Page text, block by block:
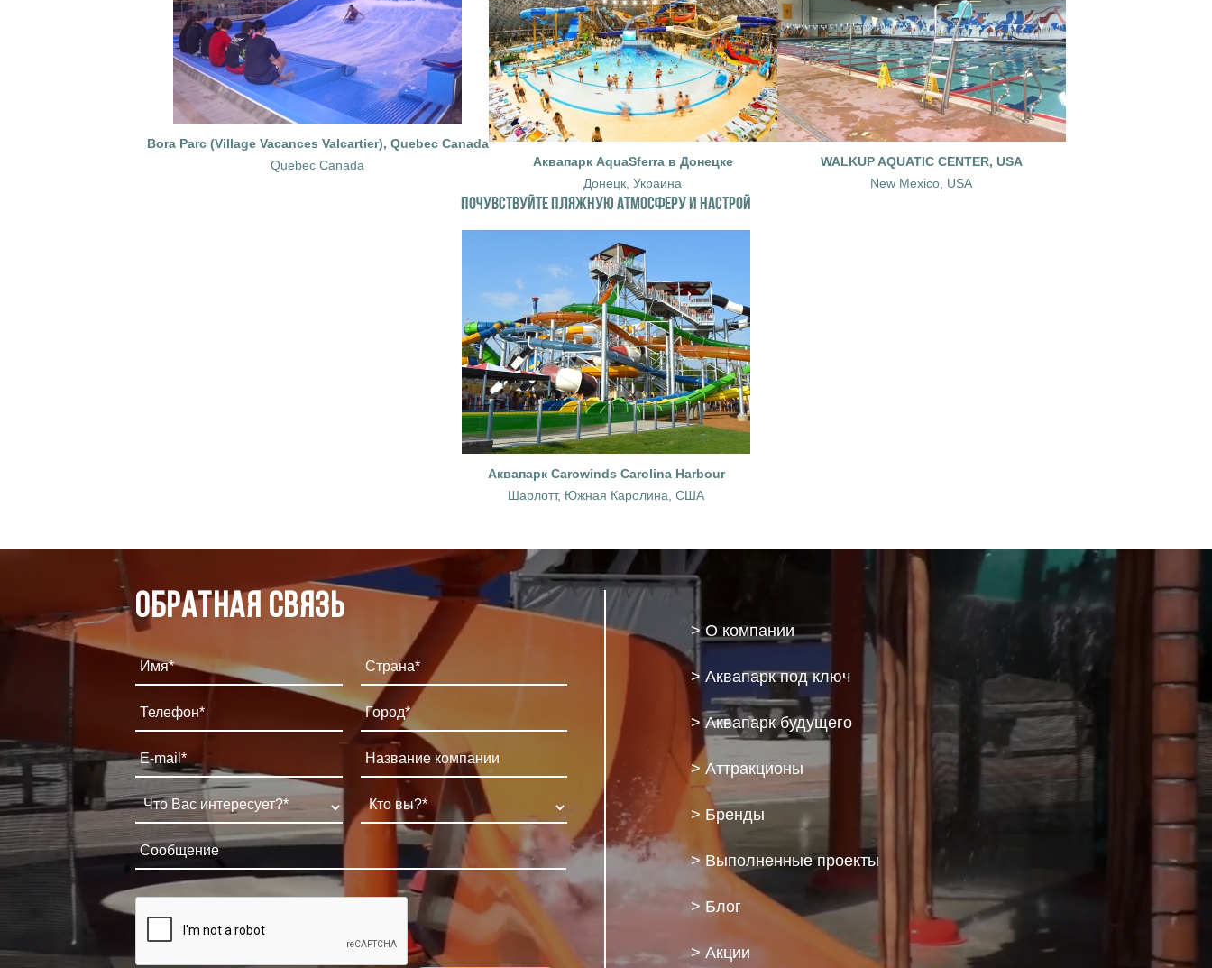
Bora Parc (Village Vacances Valcartier), Quebec Canada
Quebec Canada
Аквапарк AquaSferra в Донецке
Донецк, Украина
WALKUP AQUATIC CENTER, USA
New Mexico, USA
ПОЧУВСТВУЙТЕ ПЛЯЖНУЮ АТМОСФЕРУ И НАСТРОЙ
Аквапарк Carowinds Carolina Harbour
Шарлотт, Южная Каролина, США
Обратная связь
> О компании
> Аквапарк под ключ
> Аквапарк будущего
> Аттракционы
> Бренды
> Выполненные проекты
> Блог
> Акции